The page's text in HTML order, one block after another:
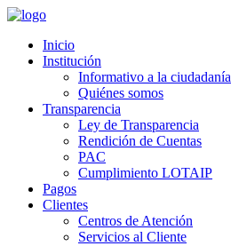
Inicio
Institución
Informativo a la ciudadanía
Quiénes somos
Transparencia
Ley de Transparencia
Rendición de Cuentas
PAC
Cumplimiento LOTAIP
Pagos
Clientes
Centros de Atención
Servicios al Cliente